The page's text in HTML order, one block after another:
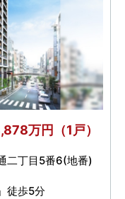
万円（1戸）
二丁目5番6(地番)
徒歩5分